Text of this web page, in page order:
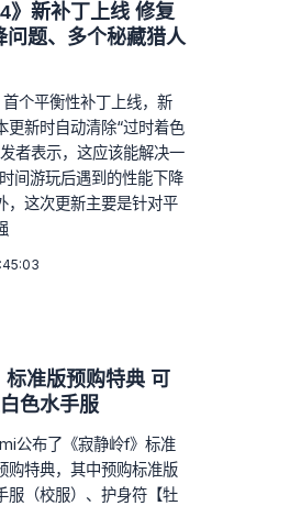
4》新补丁上线 修复
问题、多个秘藏猎人
首个平衡性补丁上线，新
更新时自动清除“过时着色
者表示，这应该能解决一
间游玩后遇到的性能下降
，这次更新主要是针对平
标准版预购特典 可
色水手服
公布了《寂静岭f》标准
购特典，其中预购标准版
服（校服）、护身符【牡